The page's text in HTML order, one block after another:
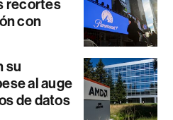
recortes
con
su
al auge
de datos